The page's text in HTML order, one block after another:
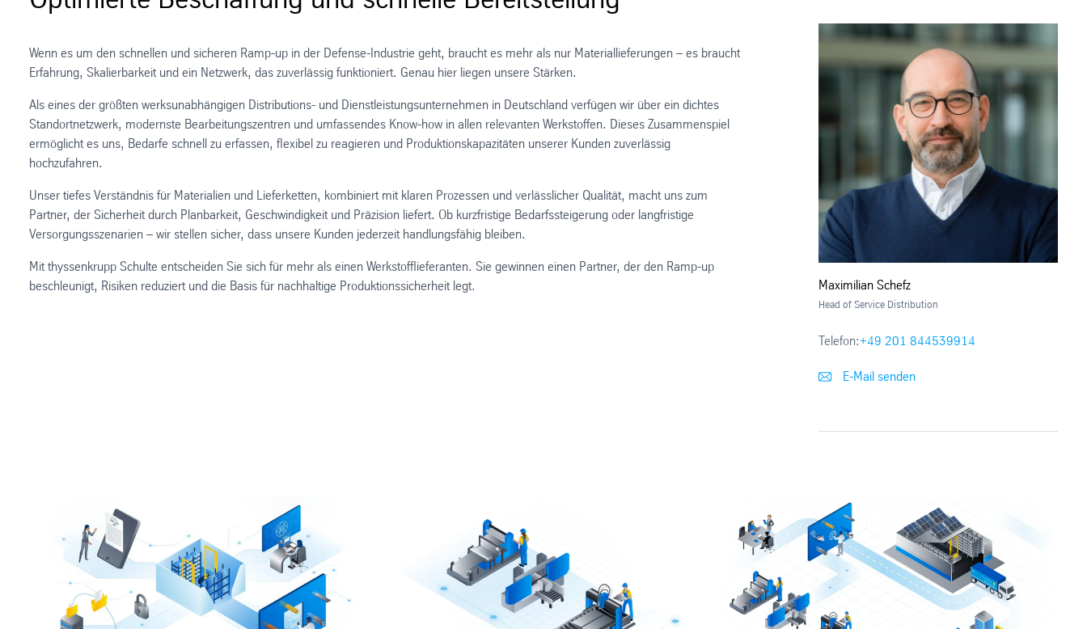
Wenn es um den schnellen und sicheren Ramp-up in der Defense-Industrie geht, braucht es mehr als nur Materiallieferungen – es braucht
Erfahrung, Skalierbarkeit und ein Netzwerk, das zuverlässig funktioniert. Genau hier liegen unsere Stärken.
Als eines der größten werksunabhängigen Distributions- und Dienstleistungsunternehmen in Deutschland verfügen wir über ein dichtes
Standortnetzwerk, modernste Bearbeitungszentren und umfassendes Know-how in allen relevanten Werkstoffen. Dieses Zusammenspiel
ermöglicht es uns, Bedarfe schnell zu erfassen, flexibel zu reagieren und Produktionskapazitäten unserer Kunden zuverlässig
hochzufahren.
Unser tiefes Verständnis für Materialien und Lieferketten, kombiniert mit klaren Prozessen und verlässlicher Qualität, macht uns zum
Partner, der Sicherheit durch Planbarkeit, Geschwindigkeit und Präzision liefert. Ob kurzfristige Bedarfssteigerung oder langfristige
Versorgungsszenarien – wir stellen sicher, dass unsere Kunden jederzeit handlungsfähig bleiben.
Mit thyssenkrupp Schulte entscheiden Sie sich für mehr als einen Werkstofflieferanten. Sie gewinnen einen Partner, der den Ramp-up
beschleunigt, Risiken reduziert und die Basis für nachhaltige Produktionssicherheit legt.
Maximilian Schefz
Head of Service Distribution
Telefon:+49 201 844539914
E-Mail senden